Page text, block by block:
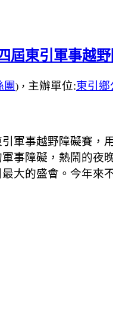
屆東引軍事越
團)， 主辦單位:東引鄉
軍事越野障礙賽，
事障礙，熱鬧的夜
大的盛會。今年來